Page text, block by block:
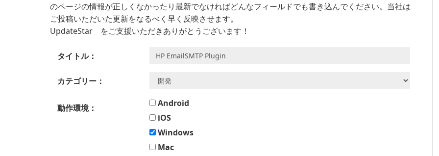
のページの情報が正しくなかったり最新でなければどんなフィールドでも書き込んでください。当社は
ご投稿いただいた更新をなるべく早く反映させます。
UpdateStar をご支援いただきありがとうございます！
タイトル：
カテゴリー：
動作環境：
Android
iOS
Windows
Mac